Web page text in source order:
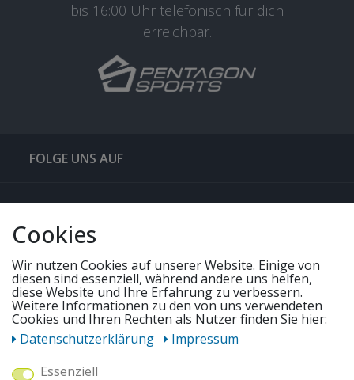
bis 16:00 Uhr telefonisch für dich
erreichbar.
FOLGE UNS AUF
QUICKLINKS & TIPPS
UNSERE ANGEBOTE
Cookies
Wir nutzen Cookies auf unserer Website. Einige von
diesen sind essenziell, während andere uns helfen,
diese Website und Ihre Erfahrung zu verbessern.
Weitere Informationen zu den von uns verwendeten
Cookies und Ihren Rechten als Nutzer finden Sie hier:
Daten­schutz­erklärung
Impressum
Essenziell